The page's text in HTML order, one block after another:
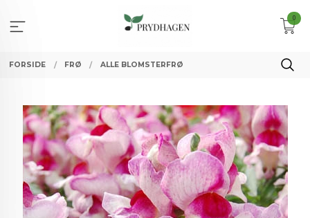
innholdet
0
FORSIDE FRØ ALLE BLOMSTERFRØ